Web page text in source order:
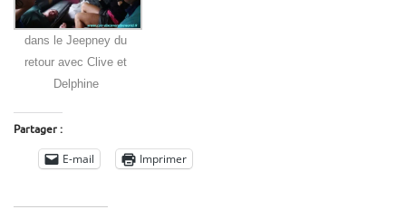
dans le Jeepney du
retour avec Clive et
Delphine
Partager :
E-mail Imprimer